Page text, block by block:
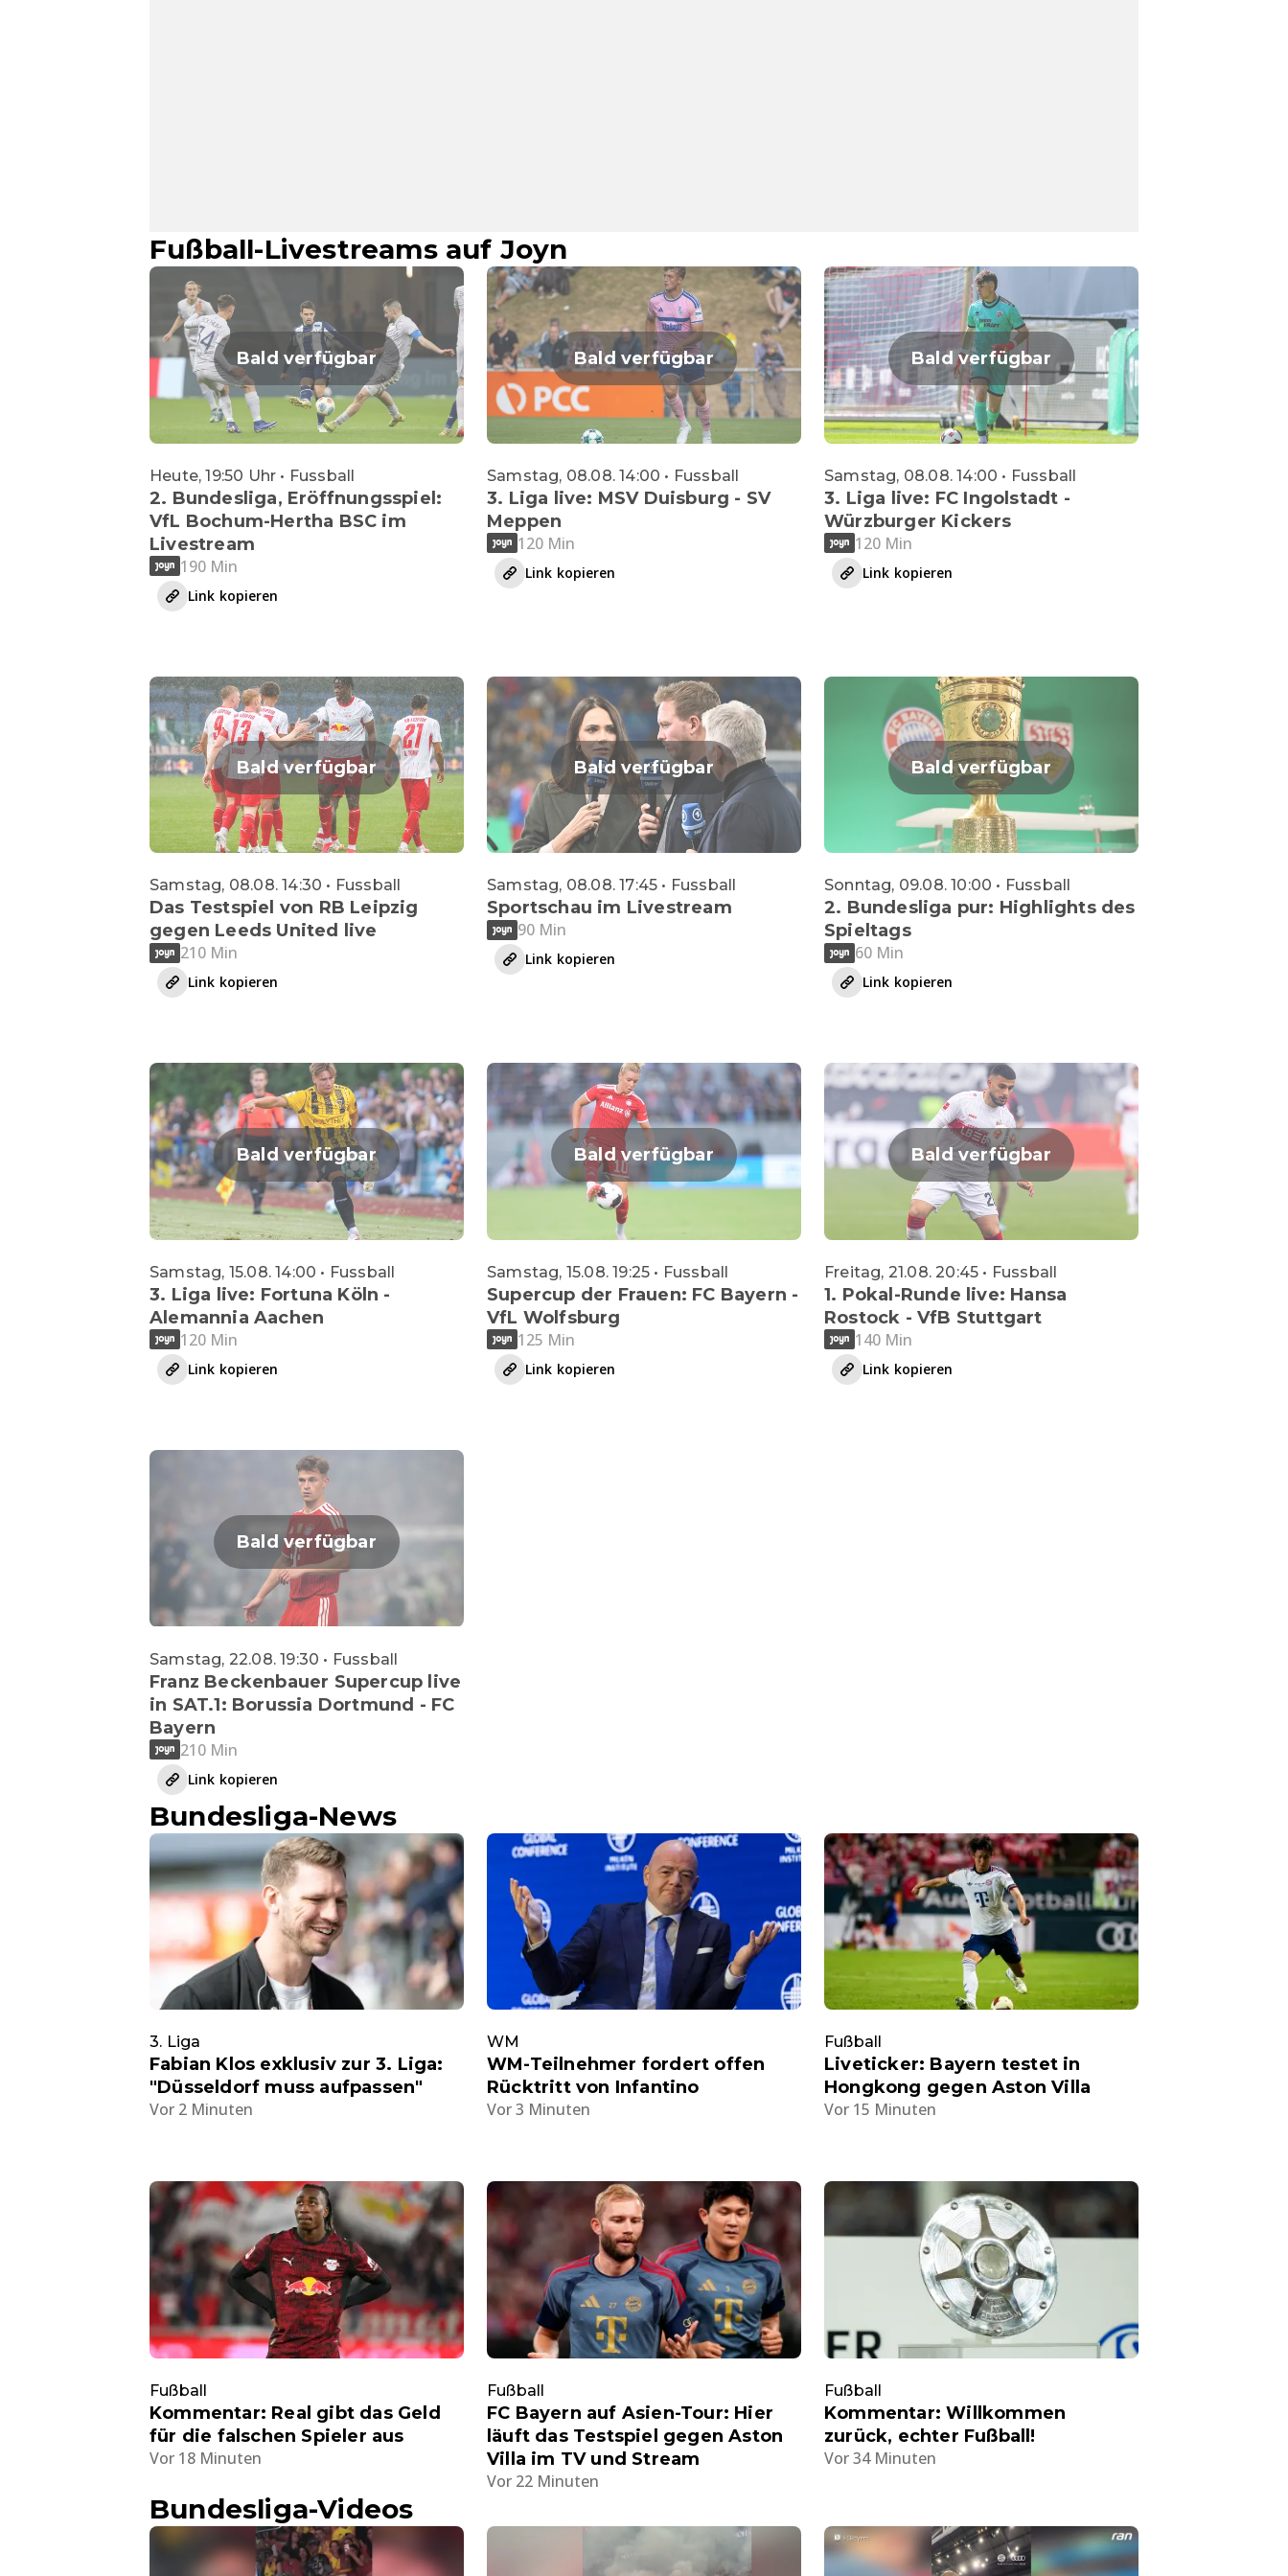
Fußball-Livestreams auf Joyn
Bald verfügbar
Heute, 19:50 Uhr • Fussball
2. Bundesliga, Eröffnungsspiel:
VfL Bochum-Hertha BSC im
Livestream
190 Min
Link kopieren
Bald verfügbar
Samstag, 08.08. 14:00 • Fussball
3. Liga live: MSV Duisburg - SV
Meppen
120 Min
Link kopieren
Bald verfügbar
Samstag, 08.08. 14:00 • Fussball
3. Liga live: FC Ingolstadt -
Würzburger Kickers
120 Min
Link kopieren
Bald verfügbar
Samstag, 08.08. 14:30 • Fussball
Das Testspiel von RB Leipzig
gegen Leeds United live
210 Min
Link kopieren
Bald verfügbar
Samstag, 08.08. 17:45 • Fussball
Sportschau im Livestream
90 Min
Link kopieren
Bald verfügbar
Sonntag, 09.08. 10:00 • Fussball
2. Bundesliga pur: Highlights des
Spieltags
60 Min
Link kopieren
Bald verfügbar
Samstag, 15.08. 14:00 • Fussball
3. Liga live: Fortuna Köln -
Alemannia Aachen
120 Min
Link kopieren
Bald verfügbar
Samstag, 15.08. 19:25 • Fussball
Supercup der Frauen: FC Bayern -
VfL Wolfsburg
125 Min
Link kopieren
Bald verfügbar
Freitag, 21.08. 20:45 • Fussball
1. Pokal-Runde live: Hansa
Rostock - VfB Stuttgart
140 Min
Link kopieren
Bald verfügbar
Samstag, 22.08. 19:30 • Fussball
Franz Beckenbauer Supercup live
in SAT.1: Borussia Dortmund - FC
Bayern
210 Min
Link kopieren
Bundesliga-News
3. Liga
Fabian Klos exklusiv zur 3. Liga:
"Düsseldorf muss aufpassen"
Vor 2 Minuten
WM
WM-Teilnehmer fordert offen
Rücktritt von Infantino
Vor 3 Minuten
Fußball
Liveticker: Bayern testet in
Hongkong gegen Aston Villa
Vor 15 Minuten
Fußball
Kommentar: Real gibt das Geld
für die falschen Spieler aus
Vor 18 Minuten
Fußball
FC Bayern auf Asien-Tour: Hier
läuft das Testspiel gegen Aston
Villa im TV und Stream
Vor 22 Minuten
Fußball
Kommentar: Willkommen
zurück, echter Fußball!
Vor 34 Minuten
Bundesliga-Videos